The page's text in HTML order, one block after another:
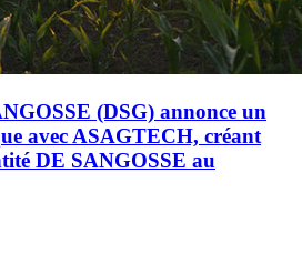
(DSG) annonce un
avec ASAGTECH, créant
DE SANGOSSE au